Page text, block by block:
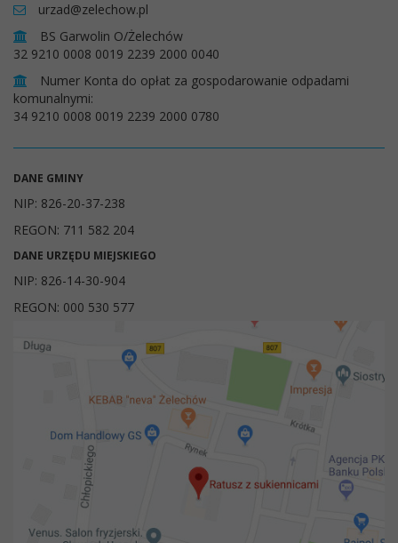
urzad@zelechow.pl
BS Garwolin O/Żelechów
32 9210 0008 0019 2239 2000 0040
Numer Konta do opłat za gospodarowanie odpadami
komunalnymi:
34 9210 0008 0019 2239 2000 0780
DANE GMINY
NIP: 826-20-37-238
REGON: 711 582 204
DANE URZĘDU MIEJSKIEGO
NIP: 826-14-30-904
REGON: 000 530 577